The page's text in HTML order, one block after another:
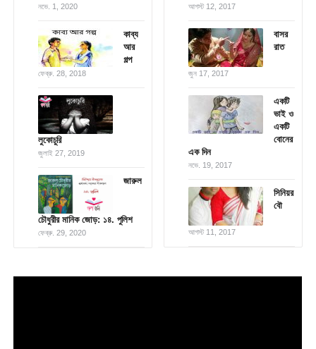
নভে. 1, 2020
কাব্য
আর
গল্প
ফেব্রু. 28, 2018
লুকোচুরি
জুলাই 27, 2019
জারুল
চৌধুরীর মানিক জোড়: ১৪. পুলিশ
ফেব্রু. 29, 2020
আগস্ট 12, 2017
বাসর
রাত
জুন 17, 2017
একটি
ভাই ও
একটি
বোনের
এক দিন
নভে. 19, 2017
সিনিয়র
বৌ
আগস্ট 11, 2017